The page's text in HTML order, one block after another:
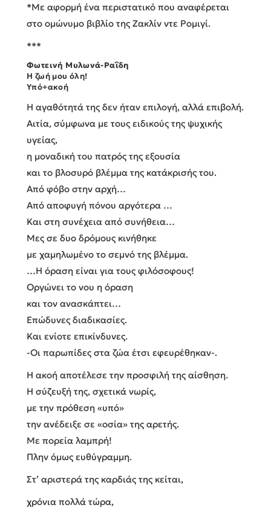
*Με αφορμή ένα περιστατικό που αναφέρεται
στο ομώνυμο βιβλίο της Ζακλίν ντε Ρομιγί.
***
Φωτεινή Μυλωνά-Ραΐδη
Η ζωή μου όλη!
Υπό+ακοή
Η αγαθότητά της δεν ήταν επιλογή, αλλά επιβολή.
Αιτία, σύμφωνα με τους ειδικούς της ψυχικής
υγείας,
η μοναδική του πατρός της εξουσία
και το βλοσυρό βλέμμα της κατάκρισής του.
Από φόβο στην αρχή…
Από αποφυγή πόνου αργότερα …
Και στη συνέχεια από συνήθεια…
Μες σε δυο δρόμους κινήθηκε
με χαμηλωμένο το σεμνό της βλέμμα.
…Η όραση είναι για τους φιλόσοφους!
Οργώνει το νου η όραση
και τον ανασκάπτει…
Επώδυνες διαδικασίες.
Και ενίοτε επικίνδυνες.
-Οι παρωπίδες στα ζώα έτσι εφευρέθηκαν-.
Η ακοή αποτέλεσε την προσφιλή της αίσθηση.
Η σύζευξή της, σχετικά νωρίς,
με την πρόθεση «υπό»
την ανέδειξε σε «οσία» της αρετής.
Με πορεία λαμπρή!
Πλην όμως ευθύγραμμη.
Στ’ αριστερά της καρδιάς της κείται,
χρόνια πολλά τώρα,